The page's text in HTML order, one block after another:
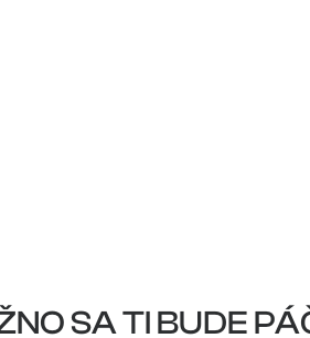
SA TI BUDE